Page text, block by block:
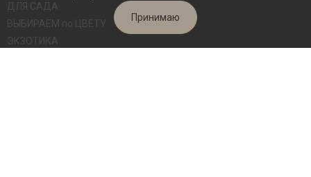
ДЛЯ САДА
ВЫБИРАЕМ по ЦВЕТУ
ЭКЗОТИКА
Принимаю